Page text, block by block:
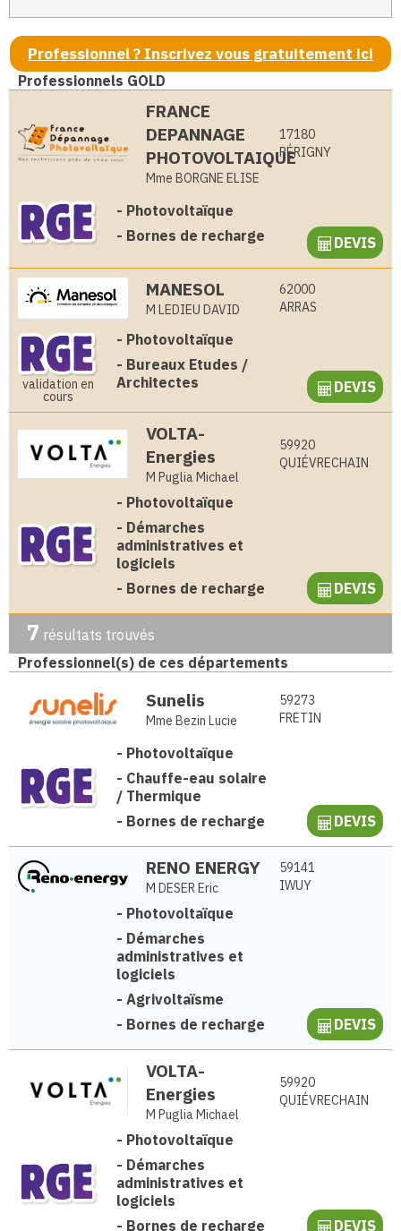
Professionnel ? Inscrivez vous gratuitement ici
Professionnels GOLD
FRANCE
DEPANNAGE
PHOTOVOLTAIQUE
Mme BORGNE ELISE
17180
PÉRIGNY
- Photovoltaïque
- Bornes de recharge DEVIS
MANESOL
M LEDIEU DAVID
62000
ARRAS
validation en
cours
- Photovoltaïque
- Bureaux Etudes /
Architectes
DEVIS
VOLTA-
Energies
M Puglia Michael
59920
QUIÉVRECHAIN
- Photovoltaïque
- Démarches
administratives et
logiciels
- Bornes de recharge DEVIS
7 résultats trouvés
Professionnel(s) de ces départements
Sunelis
Mme Bezin Lucie
59273
FRETIN
- Photovoltaïque
- Chauffe-eau solaire
/ Thermique
- Bornes de recharge DEVIS
RENO ENERGY
M DESER Eric
59141
IWUY
- Photovoltaïque
- Démarches
administratives et
logiciels
- Agrivoltaïsme
- Bornes de recharge DEVIS
VOLTA-
Energies
M Puglia Michael
59920
QUIÉVRECHAIN
- Photovoltaïque
- Démarches
administratives et
logiciels
- Bornes de recharge DEVIS